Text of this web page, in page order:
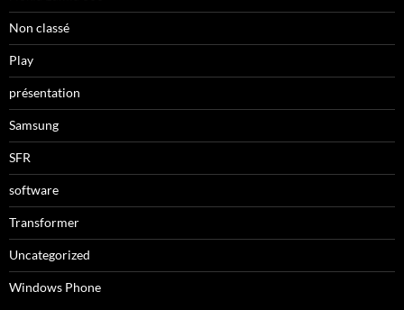
Non classé
Play
présentation
Samsung
SFR
software
Transformer
Uncategorized
Windows Phone